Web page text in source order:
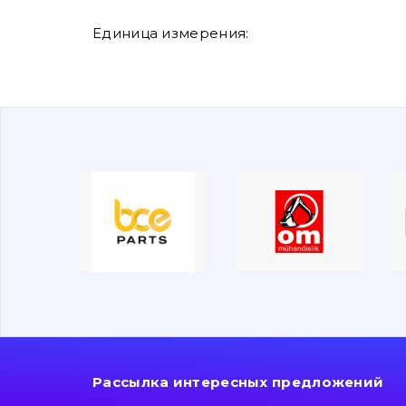
Единица измерения:
Рассылка интересных предложений